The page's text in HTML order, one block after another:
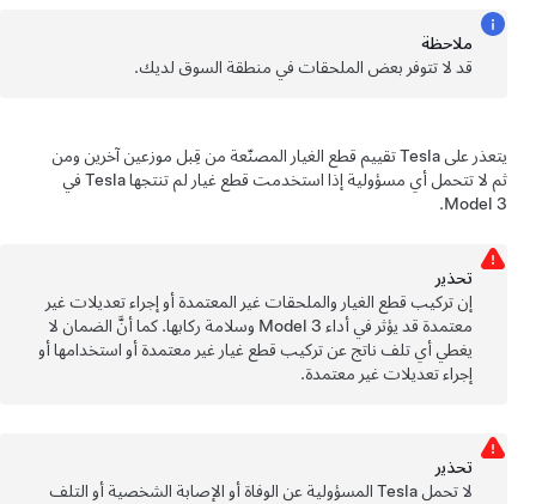
ملاحظة
قد لا تتوفر بعض الملحقات في منطقة السوق لديك.
يتعذر على Tesla تقييم قطع الغيار المصنّعة من قِبل موزعين آخرين ومن
ثم لا تتحمل أي مسؤولية إذا استخدمت قطع غيار لم تنتجها Tesla في
Model 3
.
تحذﻳر
إن تركيب قطع الغيار والملحقات غير المعتمدة أو إجراء تعديلات غير
معتمدة قد يؤثر في أداء Model 3وسلامة ركابها. كما أنَّ الضمان لا
يغطي أي تلف ناتج عن تركيب قطع غيار غير معتمدة أو استخدامها أو
إجراء تعديلات غير معتمدة.
تحذﻳر
لا تحمل Tesla المسؤولية عن الوفاة أو الإصابة الشخصية أو التلف